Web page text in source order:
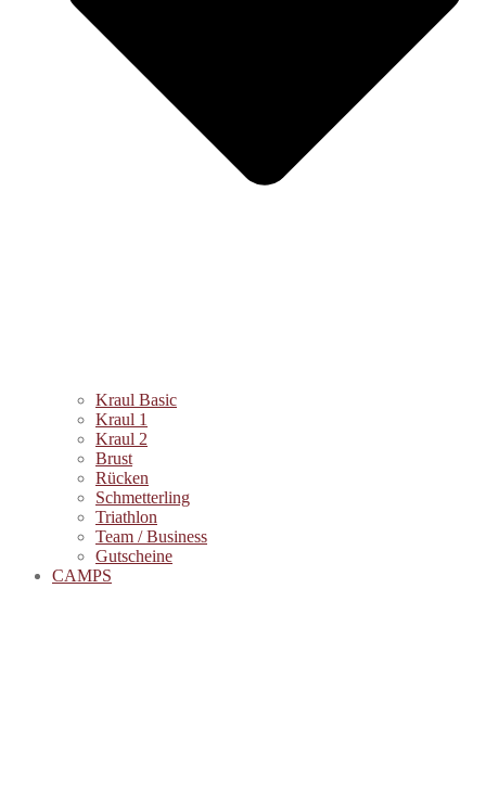
Kraul Basic
Kraul 1
Kraul 2
Brust
Rücken
Schmetterling
Triathlon
Team / Business
Gutscheine
CAMPS